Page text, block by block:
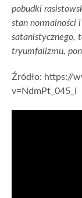
pobudki
stan normalności
satanistycznego,
tryumfalizmu,
Źródło: https://
v=NdmPt_045_I